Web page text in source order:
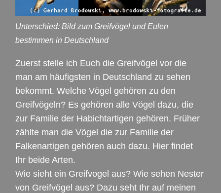
Unterschied: Bild zum Greifvögel und Eulen
bestimmen in Deutschland
Zuerst stelle ich Euch die Greifvögel vor die
man am häufigsten in Deutschland zu sehen
bekommt. Welche Vögel gehören zu den
Greifvögeln? Es gehören alle Vögel dazu, die
zur Familie der Habichtartigen gehören. Früher
zählte man die Vögel die zur Familie der
Falkenartigen gehören auch dazu. Hier findet
Ihr beide Arten.
Wie sieht ein Greifvogel aus? Wie sehen Nester
von Greifvögel aus? Dazu seht Ihr auf meinen